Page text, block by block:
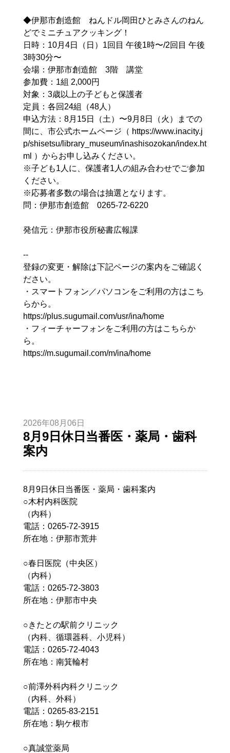
◆伊那市創造館 ねんドル岡田ひとみさんのねん
どでミニチュアクッキング！
日時：10月4日（日）1回目 午後1時〜/2回目 午後
3時30分〜
会場：伊那市創造館 3階 講堂
参加費：1組 2,000円
対象：3歳以上の子どもと保護者
定員：各回24組（48人）
申込方法：8月15日（土）〜9月8日（火）までの
間に、市公式ホームページ（ https://www.inacity.j
p/shisetsu/library_museum/inashisozokan/index.ht
ml ）からお申し込みください。
※子ども1人に、保護者1人の組み合わせでご参加
ください。
※応募者多数の場合は抽選となります。
問：伊那市創造館 0265-72-6220
発信元：伊那市役所秘書広報課
--
登録の変更・解除は下記ページの案内をご確認く
ださい。
・スマートフォン／パソコンをご利用の方はこち
らから。
https://plus.sugumail.com/usr/ina/home
・フィーチャーフォンをご利用の方はこちらか
ら。
https://m.sugumail.com/m/ina/home
2026年08月06日
8月9日休日当番医・薬局・歯科
案内
8月9日休日当番医・薬局・歯科案内
○木村内科医院
（内科）
電話：0265-72-3915
所在地：伊那市荒井
○春日医院（中央区）
（内科）
電話：0265-72-3803
所在地：伊那市中央
○きたとの駅前クリニック
（内科、循環器科、小児科）
電話：0265-72-4043
所在地：南箕輪村
○前澤外科内科クリニック
（内科、外科）
電話：0265-83-2151
所在地：駒ケ根市
○真誠堂薬局